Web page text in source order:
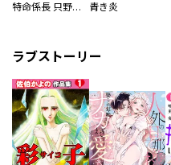
特命係長 只野仁ファイナル 愛蔵版 青き炎
ラブストーリー